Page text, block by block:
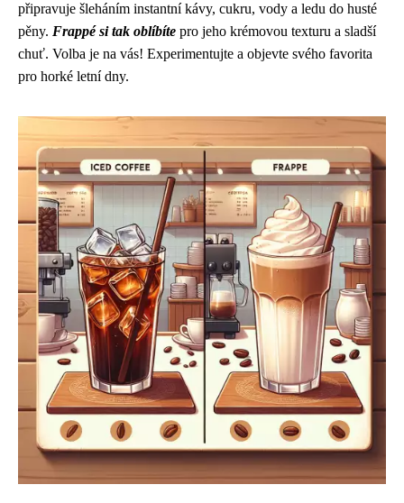
připravuje šleháním instantní kávy, cukru, vody a ledu do husté
pěny. Frappé si tak oblíbíte pro jeho krémovou texturu a sladší
chuť. Volba je na vás! Experimentujte a objevte svého favorita
pro horké letní dny.